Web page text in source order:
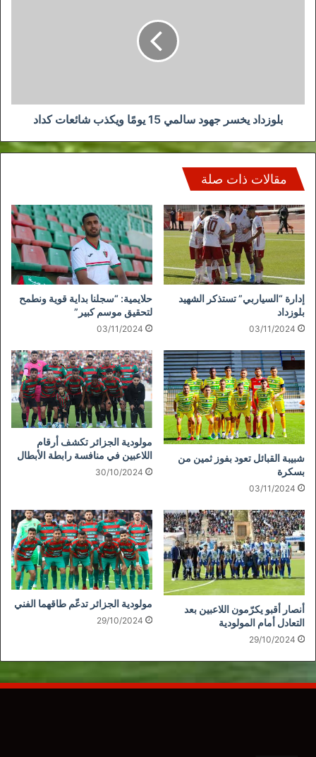
كداد
بلوزداد يخسر جهود سالمي 15 يومًا ويكذب شائعات كداد
مقالات ذات صلة
إدارة “السياربي” تستذكر الشهيد
بلوزداد
03/11/2024
حلايمية: “سجلنا بداية قوية ونطمح
لتحقيق موسم كبير”
03/11/2024
شبيبة القبائل تعود بفوز ثمين من
بسكرة
03/11/2024
مولودية الجزائر تكشف أرقام
اللاعبين في منافسة رابطة الأبطال
30/10/2024
أنصار أقبو يكرّمون اللاعبين بعد
التعادل أمام المولودية
29/10/2024
مولودية الجزائر تدعّم طاقهما الفني
29/10/2024